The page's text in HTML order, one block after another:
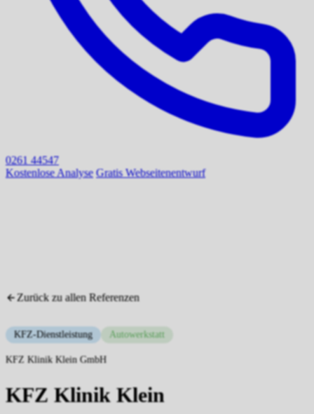
0261 44547
Kostenlose Analyse Gratis Webseitenentwurf
Zurück zu allen Referenzen
KFZ-Dienstleistung Autowerkstatt
KFZ Klinik Klein GmbH
KFZ Klinik Klein